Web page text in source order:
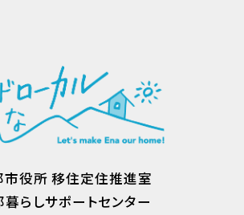
市役所 移住定住推進室
らしサポートセンター